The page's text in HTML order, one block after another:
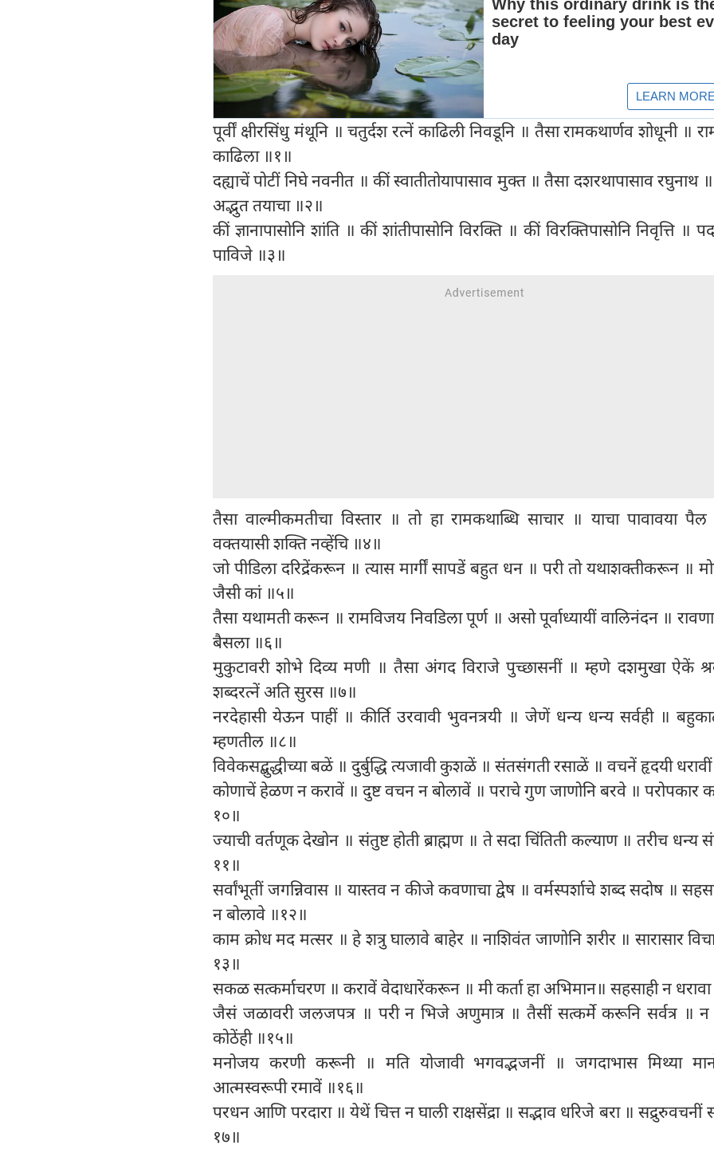
पूर्वीं क्षीरसिंधु मंथूनि ॥ चतुर्दश रत्नें काढिली निवडूनि ॥ तैसा रामकथार्णव शोधूनी ॥
काढिला ॥१॥
दह्याचें पोटीं निघे नवनीत ॥ कीं स्वातीतोयापासाव मुक्त ॥ तैसा दशरथापासाव रघुनाथ
अद्भुत तयाचा ॥२॥
कीं ज्ञानापासोनि शांति ॥ कीं शांतीपासोनि विरक्ति ॥ कीं विरक्तिपासोनि निवृत्ति ॥
पाविजे ॥३॥
तैसा वाल्मीकमतीचा विस्तार ॥ तो हा रामकथाब्धि साचार ॥ याचा पावावया
वक्तयासी शक्ति नव्हेंचि ॥४॥
जो पीडिला दरिद्रेंकरून ॥ त्यास मार्गीं सापडें बहुत धन ॥ परी तो यथाशक्तीकरून ॥
जैसी कां ॥५॥
तैसा यथामती करून ॥ रामविजय निवडिला पूर्ण ॥ असो पूर्वाध्यायीं वालिनंदन ॥
बैसला ॥६॥
मुकुटावरी शोभे दिव्य मणी ॥ तैसा अंगद विराजे पुच्छासनीं ॥ म्हणे दशमुखा ऐकें
शब्दरत्नें अति सुरस ॥७॥
नरदेहासी येऊन पाहीं ॥ कीर्ति उरवावी भुवनत्रयी ॥ जेणें धन्य धन्य सर्वही ॥
म्हणतील ॥८॥
विवेकसद्बुद्धीच्या बळें ॥ दुर्बुद्धि त्यजावी कुशळें ॥ संतसंगती रसाळें ॥ वचनें हृदयी
कोणाचें हेळण न करावें ॥ दुष्ट वचन न बोलावें ॥ पराचे गुण जाणोनि बरवे ॥ परोपकार
१०॥
ज्याची वर्तणूक देखोन ॥ संतुष्ट होती ब्राह्मण ॥ ते सदा चिंतिती कल्याण ॥ तरीच धन्य
११॥
सर्वांभूतीं जगन्निवास ॥ यास्तव न कीजे कवणाचा द्वेष ॥ वर्मस्पर्शाचे शब्द सदोष ॥
न बोलावे ॥१२॥
काम क्रोध मद मत्सर ॥ हे शत्रु घालावे बाहेर ॥ नाशिवंत जाणोनि शरीर ॥ सारासार
१३॥
सकळ सत्कर्माचरण ॥ करावें वेदाधारेंकरून ॥ मी कर्ता हा अभिमान॥ सहसाही न
जैसं जळावरी जलजपत्र ॥ परी न भिजे अणुमात्र ॥ तैसीं सत्कर्मे करूनि सर्वत्र ॥ न
कोठेंही ॥१५॥
मनोजय करणी करूनी ॥ मति योजावी भगवद्भजनीं ॥ जगदाभास मिथ्या
आत्मस्वरूपी रमावें ॥१६॥
परधन आणि परदारा ॥ येथें चित्त न घाली राक्षसेंद्रा ॥ सद्भाव धरिजे बरा ॥ सद्रुरुवचनीं
१७॥